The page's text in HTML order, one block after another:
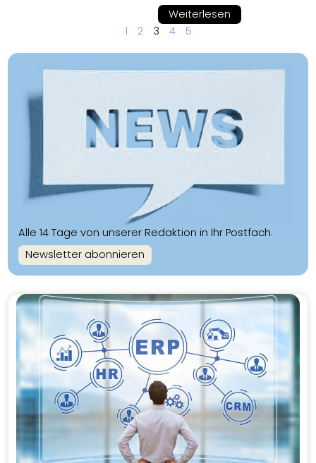
Weiterlesen
1
2 3 4 5
Alle 14 Tage von unserer Redaktion in Ihr Postfach.
Newsletter abonnieren